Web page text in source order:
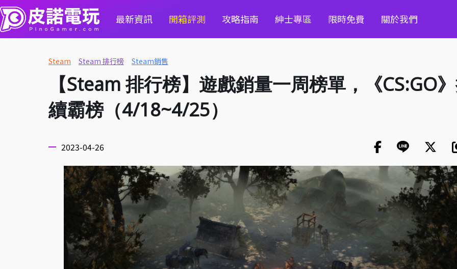
最新資訊 開箱評測 攻略指南 紳士專區 限時免費 關於我們
Steam Steam 排行榜 Steam銷售
【Steam 排行榜】遊戲銷量一周榜單，《CS:GO
續霸榜（4/18~4/25）
2023-04-26